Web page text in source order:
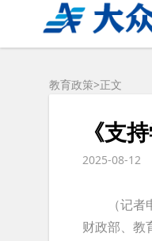
教育政策>正文
《支
2025-08-12
（记者申
财政部、教